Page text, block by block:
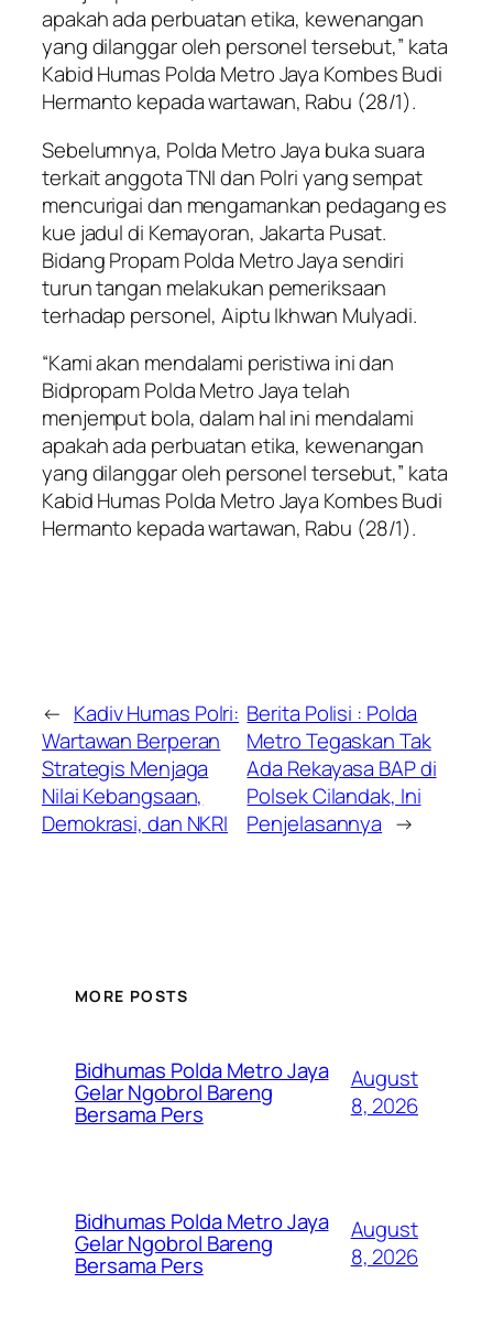
apakah ada perbuatan etika, kewenangan
yang dilanggar oleh personel tersebut,” kata
Kabid Humas Polda Metro Jaya Kombes Budi
Hermanto kepada wartawan, Rabu (28/1).
Sebelumnya, Polda Metro Jaya buka suara
terkait anggota TNI dan Polri yang sempat
mencurigai dan mengamankan pedagang es
kue jadul di Kemayoran, Jakarta Pusat.
Bidang Propam Polda Metro Jaya sendiri
turun tangan melakukan pemeriksaan
terhadap personel, Aiptu Ikhwan Mulyadi.
“Kami akan mendalami peristiwa ini dan
Bidpropam Polda Metro Jaya telah
menjemput bola, dalam hal ini mendalami
apakah ada perbuatan etika, kewenangan
yang dilanggar oleh personel tersebut,” kata
Kabid Humas Polda Metro Jaya Kombes Budi
Hermanto kepada wartawan, Rabu (28/1).
← Kadiv Humas Polri:
Wartawan Berperan
Strategis Menjaga
Nilai Kebangsaan,
Demokrasi, dan NKRI
Berita Polisi : Polda
Metro Tegaskan Tak
Ada Rekayasa BAP di
Polsek Cilandak, Ini
Penjelasannya →
MORE POSTS
Bidhumas Polda Metro Jaya
Gelar Ngobrol Bareng
Bersama Pers
August
8, 2026
Bidhumas Polda Metro Jaya
Gelar Ngobrol Bareng
Bersama Pers
August
8, 2026